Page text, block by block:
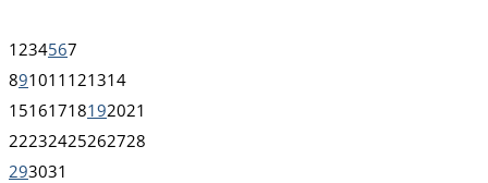
1 234567
891011 121314
15161718192021
22232425262728
293031